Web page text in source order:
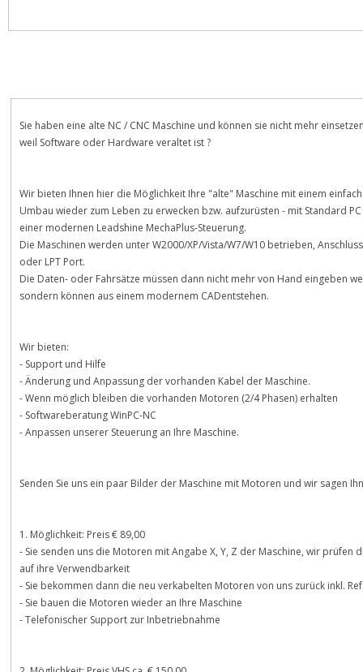
Sie haben eine alte NC / CNC Maschine und können sie nicht mehr
weil Software oder Hardware veraltet ist ?
Wir bieten Ihnen hier die Möglichkeit Ihre "alte" Maschine mit einem
Umbau wieder zum Leben zu erwecken bzw. aufzurüsten - mit Standard
einer modernen Leadshine MechaPlus-Steuerung.
Die Maschinen werden unter W2000/XP/Vista/W7/W10 betrieben,
oder LPT Port.
Die Daten- oder Fahrsätze müssen dann nicht mehr von Hand eingeben
sondern können aus einem modernem CADentstehen.
Wir bieten:
- Support und Hilfe
- Änderung und Anpassung der vorhanden Kabel der Maschine.
- Wenn möglich bleiben die vorhanden Motoren (2/4 Phasen) erhalten
- Softwareberatung WinPC-NC
- Anpassen unserer Steuerung an Ihre Maschine.
Senden Sie uns ein paar Bilder der Maschine mit Motoren und wir sagen
1. Möglichkeit: Preis € 89,00
- Sie senden uns die Motoren mit Angabe X, Y, Z der Maschine, wir prüfen
auf ihre Verwendbarkeit
- Sie bekommen dann die neu verkabelten Motoren von uns zurück inkl.
- Sie bauen die Motoren wieder an Ihre Maschine
- Telefonischer Support zur Inbetriebnahme